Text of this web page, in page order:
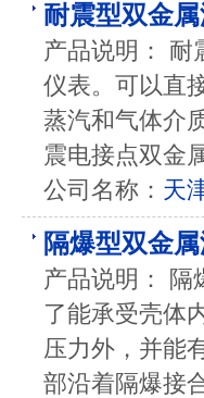
耐震型双金
产品说明： 耐
仪表。可以直
蒸汽和气体介
震电接点双金
公司名称： 天
隔爆型双金
产品说明： 隔
了能承受壳体
压力外，并能
部沿着隔爆接